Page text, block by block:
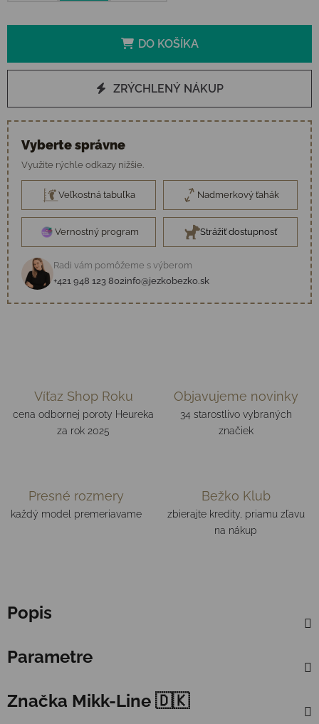
DO KOŠÍKA
ZRÝCHLENÝ NÁKUP
Vyberte správne
Využite rýchle odkazy nižšie.
Veľkostná tabuľka Nadmerkový ťahák
Vernostný program Strážiť dostupnosť
Radi vám pomôžeme s výberom
+421 948 123 802info@jezkobezko.sk
Víťaz Shop Roku
cena odbornej poroty Heureka
za rok 2025
Objavujeme novinky
34 starostlivo vybraných
značiek
Presné rozmery
každý model premeriavame
Bežko Klub
zbierajte kredity, priamu zľavu
na nákup
Popis
Parametre
Značka Mikk-Line 🇩🇰